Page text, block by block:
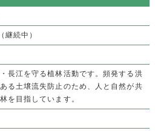
継続中）
長江を守る植林活動です。頻発する洪
る土壌流失防止のため、人と自然が共
を目指しています。